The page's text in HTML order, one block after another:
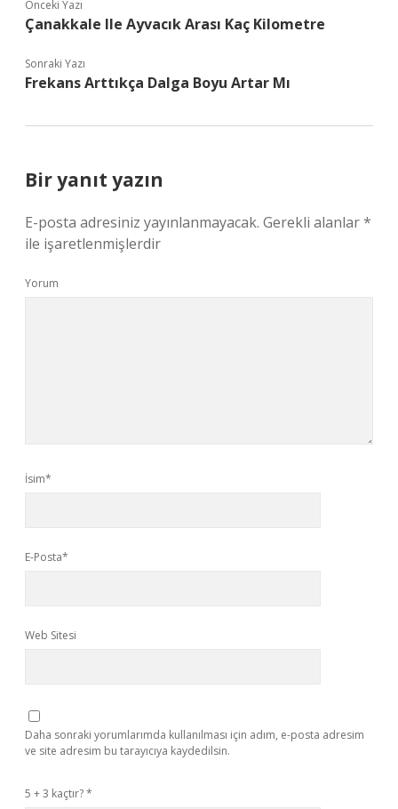
Önceki Yazı
Çanakkale Ile Ayvacık Arası Kaç Kilometre
Sonraki Yazı
Frekans Arttıkça Dalga Boyu Artar Mı
Bir yanıt yazın
E-posta adresiniz yayınlanmayacak. Gerekli alanlar*
ile işaretlenmişlerdir
Yorum
İsim*
E-Posta*
Web Sitesi
Daha sonraki yorumlarımda kullanılması için adım, e-posta adresim
ve site adresim bu tarayıcıya kaydedilsin.
5 + 3 kaçtır?*